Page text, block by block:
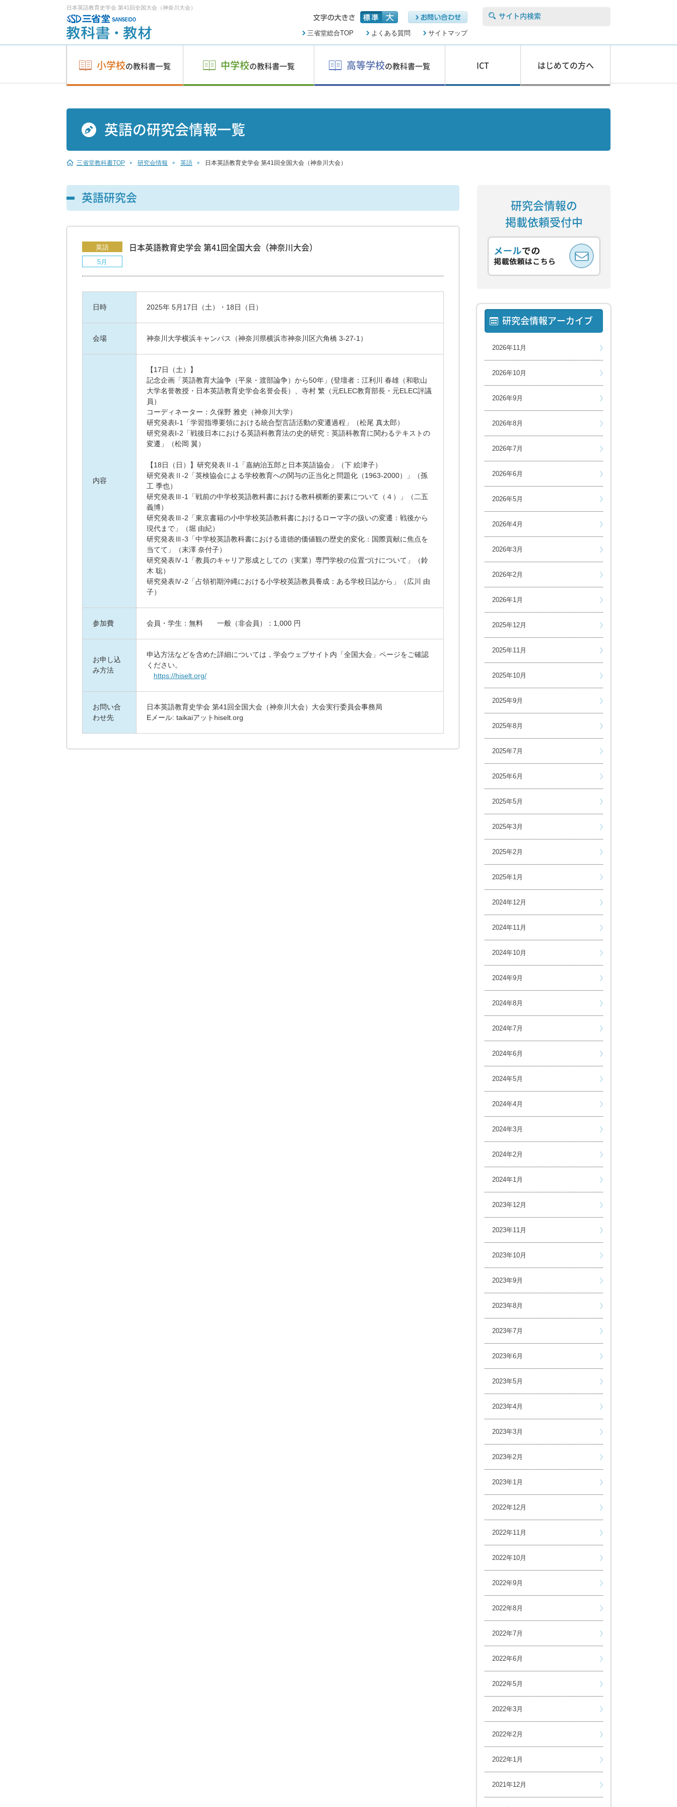
日本英語教育史学会 第41回全国大会（神奈川大会）
サイト内検索
三省堂総合TOP よくある質問 サイトマップ
小学校の教科書一覧 中学校の教科書一覧 高等学校の教科書一覧 ICT はじめての方へ
英語の研究会情報一覧
三省堂教科書TOP 研究会情報 英語 日本英語教育史学会 第41回全国大会（神奈川大会）
英語研究会
英語
5月
日本英語教育史学会 第41回全国大会（神奈川大会）
日時 2025年 5月17日（土）・18日（日）
会場 神奈川大学横浜キャンパス（神奈川県横浜市神奈川区六角橋 3-27-1）
内容
【17日（土）】
記念企画「英語教育大論争（平泉・渡部論争）から50年」(登壇者：江利川 春雄（和歌山
大学名誉教授・日本英語教育史学会名誉会長）、寺村 繁（元ELEC教育部長・元ELEC評議
員）
コーディネーター：久保野 雅史（神奈川大学）
研究発表I-1「学習指導要領における統合型言語活動の変遷過程」（松尾 真太郎）
研究発表I-2「戦後日本における英語科教育法の史的研究：英語科教育に関わるテキストの
変遷」（松岡 翼）
【18日（日）】研究発表Ⅱ-1「嘉納治五郎と日本英語協会」（下 絵津子）
研究発表Ⅱ-2「英検協会による学校教育への関与の正当化と問題化（1963-2000）」（孫
工 季也）
研究発表Ⅲ-1「戦前の中学校英語教科書における教科横断的要素について（４）」（二五
義博）
研究発表Ⅲ-2「東京書籍の小中学校英語教科書におけるローマ字の扱いの変遷：戦後から
現代まで」（堀 由紀）
研究発表Ⅲ-3「中学校英語教科書における道徳的価値観の歴史的変化：国際貢献に焦点を
当てて」（末澤 奈付子）
研究発表Ⅳ-1「教員のキャリア形成としての（実業）専門学校の位置づけについて」（鈴
木 聡）
研究発表Ⅳ-2「占領初期沖縄における小学校英語教員養成：ある学校日誌から」（広川 由
子）
参加費 会員・学生：無料 一般（非会員）：1,000 円
お申し込
み方法
申込方法などを含めた詳細については，学会ウェブサイト内「全国大会」ページをご確認
ください。
https://hiselt.org/
お問い合
わせ先
日本英語教育史学会 第41回全国大会（神奈川大会）大会実行委員会事務局
Eメール: taikaiアットhiselt.org
研究会情報の
掲載依頼受付中
研究会情報アーカイブ
2026年11月
2026年10月
2026年9月
2026年8月
2026年7月
2026年6月
2026年5月
2026年4月
2026年3月
2026年2月
2026年1月
2025年12月
2025年11月
2025年10月
2025年9月
2025年8月
2025年7月
2025年6月
2025年5月
2025年3月
2025年2月
2025年1月
2024年12月
2024年11月
2024年10月
2024年9月
2024年8月
2024年7月
2024年6月
2024年5月
2024年4月
2024年3月
2024年2月
2024年1月
2023年12月
2023年11月
2023年10月
2023年9月
2023年8月
2023年7月
2023年6月
2023年5月
2023年4月
2023年3月
2023年2月
2023年1月
2022年12月
2022年11月
2022年10月
2022年9月
2022年8月
2022年7月
2022年6月
2022年5月
2022年3月
2022年2月
2022年1月
2021年12月